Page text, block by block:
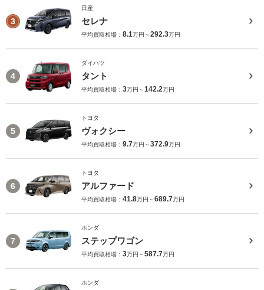
3
日産
セレナ
平均買取相場： 8.1万円～292.3万円
4
ダイハツ
タント
平均買取相場： 3万円～142.2万円
5
トヨタ
ヴォクシー
平均買取相場： 9.7万円～372.9万円
6
トヨタ
アルファード
平均買取相場： 41.8万円～689.7万円
7
ホンダ
ステップワゴン
平均買取相場： 3万円～587.7万円
ホンダ